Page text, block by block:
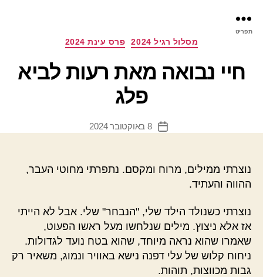
תפריט
קטגוריות מסלול רגיל 2024 פרס עינת 2024
חיי נבואה מאת רעות לביא
פלג
תאריך
8 באוקטובר 2024
נוצרתי ממילים, מרוח ומקסם. נתפרתי מחוטי העבר,
ההווה והעתיד.
נוצרתי כשנולד הילד שלי, "הנבחר" שלי. אבל לא הייתי
אז אלא ניצוץ. מילים שנלחשו מעל ראשו הפעוט,
שאמרו שהוא נראה מיוחד, שהוא בטח נועד לגדולות.
ניחוח קלוש של עלי דפנה נישא באוויר ונמוג, משאיר רק
גבות מכווצות, תוהות.